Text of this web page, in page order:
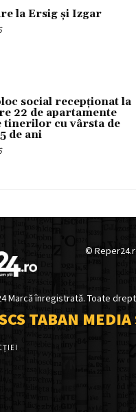
la Ersig și Izgar
social recepționat la
22 de apartamente
tinerilor cu vârsta de
de ani
©
Marcă înregistrată. Toate
TABAN MEDIA